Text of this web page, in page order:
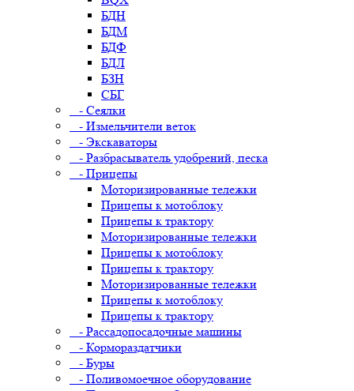
БДН
БДМ
БДФ
БДЛ
БЗН
СБГ
- Сеялки
- Измельчители веток
- Экскаваторы
- Разбрасыватель удобрений, песка
- Прицепы
Моторизированные тележки
Прицепы к мотоблоку
Прицепы к трактору
Моторизированные тележки
Прицепы к мотоблоку
Прицепы к трактору
Моторизированные тележки
Прицепы к мотоблоку
Прицепы к трактору
- Рассадопосадочные машины
- Кормораздатчики
- Буры
- Поливомоечное оборудование